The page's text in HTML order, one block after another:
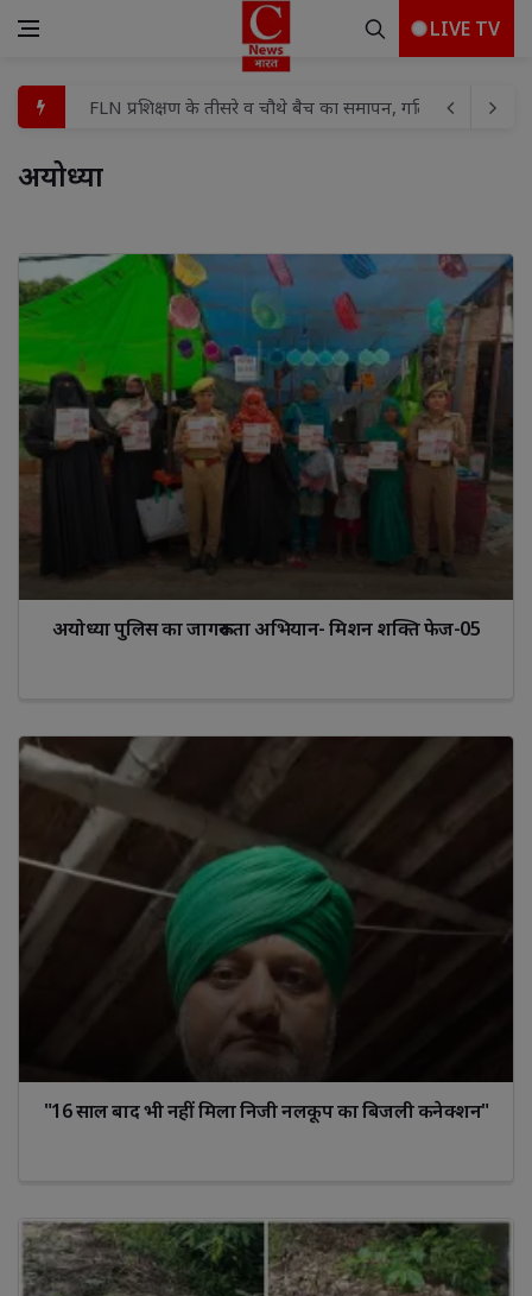
LIVE TV
बच्चों के बीच मामूली विवाद में हौसला बुलंद दबंगों ने घर में घुसकर
प्रयागराज मे माफिया अतीक अहमद के छोटे बेटे अबाँन क़ो उसके
विद्या, बुद्धि और विवेक से ही कार्य की सिद्धि संभव : विशाश्री माताजी
गुढ़ में ‘मुख्यमंत्री जन विश्वास अभियान’ पर ही उठे सवाल!पार्षद
बोल बम के जयघोष से गूंजा क्षेत्र, अयोध्या धाम के लिए निकली कांवड़
कांवड़ यात्रा मार्ग का डीएम व एसएसपी ने किया स्थलीय निरीक्षण,
रामपुर रेडिको खैतान फैक्ट्री में हादसा। रामपुर रेडिको खैतान फैक्ट्री
FLN प्रशिक्षण के तीसरे व चौथे बैच का समापन, गतिविधि आधारित
अयोध्या
अयोध्या पुलिस का जागरूकता अभियान- मिशन शक्ति फेज-05
"16 साल बाद भी नहीं मिला निजी नलकूप का बिजली कनेक्शन"